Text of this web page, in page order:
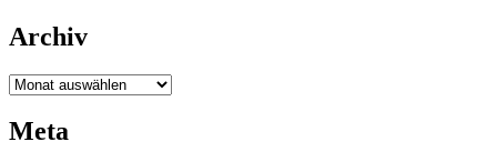
Archiv
Archiv
Meta